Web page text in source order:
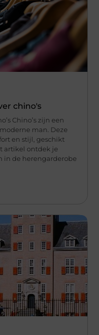
chino's
Chino’s zijn een
man. Deze
en stijl, geschikt
artikel ontdek je
in de herengarderobe